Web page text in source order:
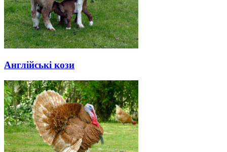
Англійські кози